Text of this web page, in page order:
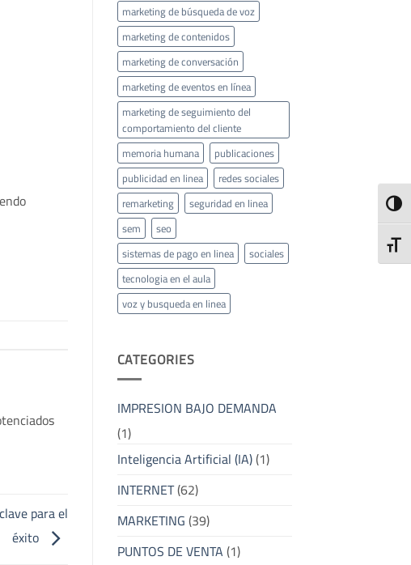
para el
éxito
marketing de búsqueda de voz
marketing de contenidos
marketing de conversación
marketing de eventos en línea
marketing de seguimiento del
comportamiento del cliente
memoria humana
publicaciones
publicidad en linea
redes sociales
remarketing
seguridad en linea
sem
seo
sistemas de pago en linea
sociales
tecnologia en el aula
voz y busqueda en linea
CATEGORIES
IMPRESION BAJO DEMANDA
(1)
Inteligencia Artificial (IA)(1)
INTERNET(62)
MARKETING(39)
PUNTOS DE VENTA(1)